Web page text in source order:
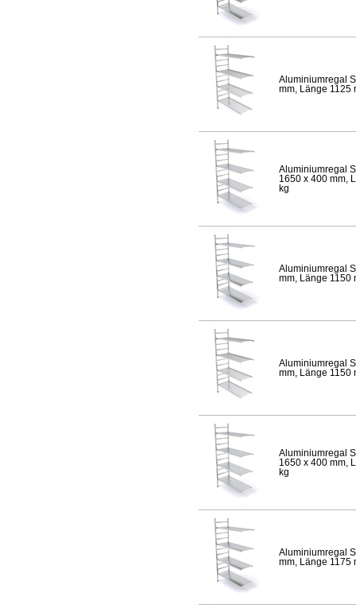
Aluminiumregal
mm, Länge 1125
Aluminiumregal
1650 x 400 mm,
kg
Aluminiumregal
mm, Länge 1150
Aluminiumregal
mm, Länge 1150
Aluminiumregal
1650 x 400 mm,
kg
Aluminiumregal
mm, Länge 1175